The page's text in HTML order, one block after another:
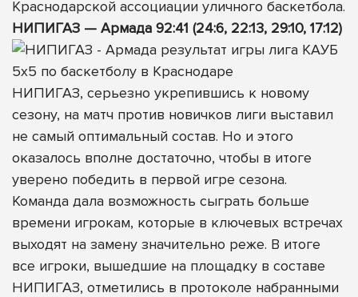
Краснодарской ассоциации уличного баскетбола.
НИПИГАЗ — Армада 92:41 (24:6, 22:13, 29:10, 17:12)
НИПИГАЗ, серьезно укрепившись к новому
сезону, на матч против новичков лиги выставил
не самый оптимальный состав. Но и этого
оказалось вполне достаточно, чтобы в итоге
уверено победить в первой игре сезона.
Команда дала возможность сыграть больше
времени игрокам, которые в ключевых встречах
выходят на замену значительно реже. В итоге
все игроки, вышедшие на площадку в составе
НИПИГАЗ, отметились в протоколе набранными